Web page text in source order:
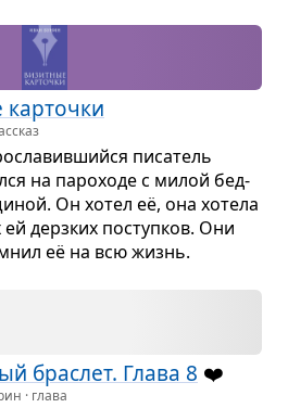
писа­тель
на паро­ходе с милой бед­
Он хотел её, она хотела
дерз­ких поступ­ков. Они
её на всю жизнь.
брас­лет. Глава 8 ❤️
· глава